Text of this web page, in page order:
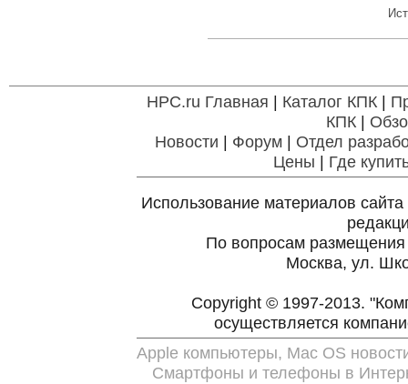
HPC.ru Главная | Каталог КПК|
КПК|
Новости | Форум | Отдел
Цены | Где
Использование материалов
По вопросам
Москва, ул.
Copyright © 1997-2013.
осуществляется
Apple компьютеры, Mac OS
Смартфоны и телефоны в